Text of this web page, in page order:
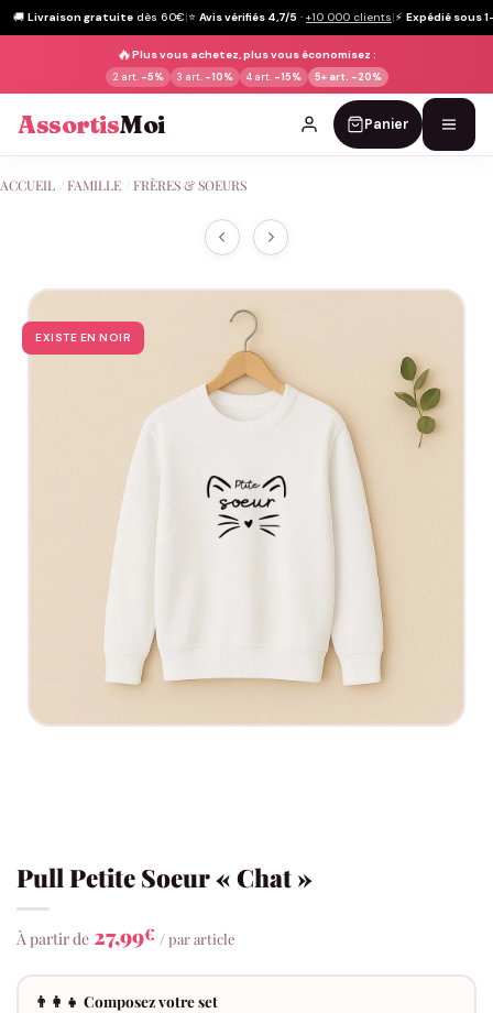
🚚 Livraison gratuite dès 60€|⭐ Avis vérifiés 4,7/5 · +10 000 clients|⚡ Expédié sous
🔥Plus vous achetez, plus vous économisez :
2 art. -5% 3 art. -10% 4 art. -15% 5+ art. -20%
AssortisMoi Panier
au
ACCUEIL FAMILLE FRÈRES & SOEURS
EXISTE EN NOIR
Pull Petite Soeur « Chat »
À partir de 27,99€ / par article
👨‍👩‍👧 Composez votre set